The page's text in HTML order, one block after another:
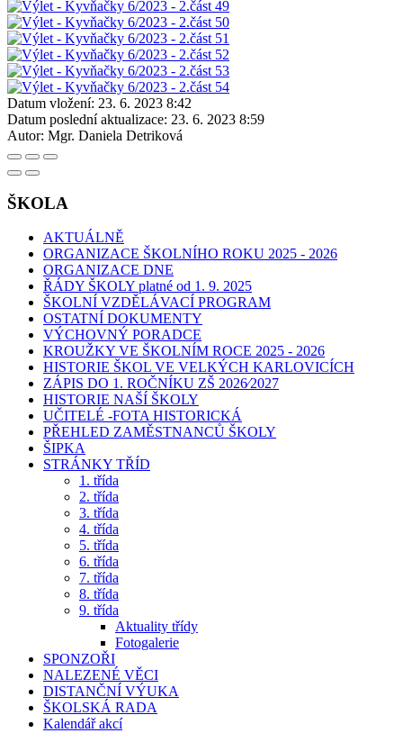
Datum vložení: 23. 6. 2023 8:42
Datum poslední aktualizace: 23. 6. 2023 8:59
Autor: Mgr. Daniela Detriková
ŠKOLA
AKTUÁLNĚ
ORGANIZACE ŠKOLNÍHO ROKU 2025 - 2026
ORGANIZACE DNE
ŘÁDY ŠKOLY platné od 1. 9. 2025
ŠKOLNÍ VZDĚLÁVACÍ PROGRAM
OSTATNÍ DOKUMENTY
VÝCHOVNÝ PORADCE
KROUŽKY VE ŠKOLNÍM ROCE 2025 - 2026
HISTORIE ŠKOL VE VELKÝCH KARLOVICÍCH
ZÁPIS DO 1. ROČNÍKU ZŠ 2026⁄2027
HISTORIE NAŠÍ ŠKOLY
UČITELÉ -FOTA HISTORICKÁ
PŘEHLED ZAMĚSTNANCŮ ŠKOLY
ŠIPKA
STRÁNKY TŘÍD
1. třída
2. třída
3. třída
4. třída
5. třída
6. třída
7. třída
8. třída
9. třída
Aktuality třídy
Fotogalerie
SPONZOŘI
NALEZENÉ VĚCI
DISTANČNÍ VÝUKA
ŠKOLSKÁ RADA
Kalendář akcí